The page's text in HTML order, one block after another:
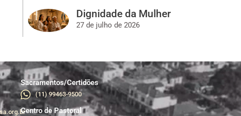
Dignidade da Mulher
27 de julho de 2026
Sacramentos/Certidões
(11) 99463-9500
Centro de Pastoral